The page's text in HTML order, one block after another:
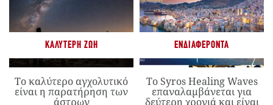
ΚΑΛΎΤΕΡΗ ΖΩΉ
Το καλύτερο αγχολυτικό
είναι η παρατήρηση των
άστρων
ΕΝΔΙΑΦΈΡΟΝΤΑ
Το Syros Healing Waves
επαναλαμβάνεται για
δεύτερη χρονιά και είναι